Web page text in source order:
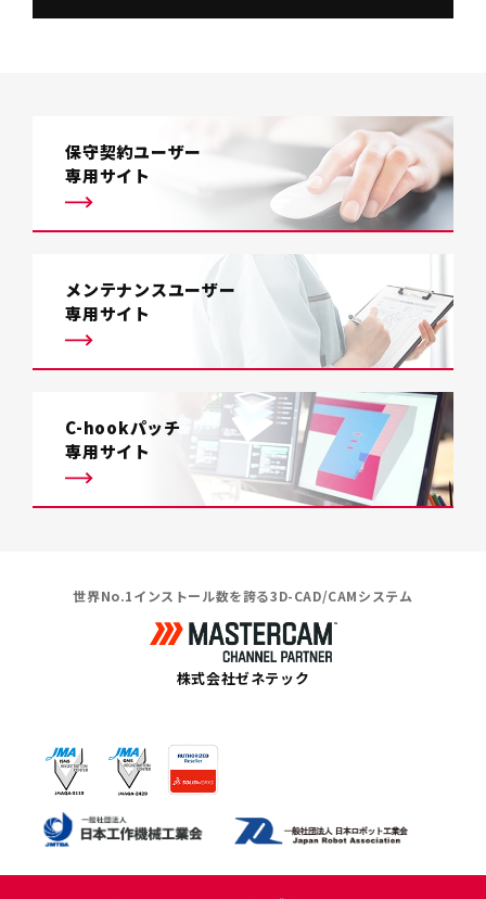
保守契約ユーザー
専用サイト
メンテナンスユーザー
専用サイト
C-hookパッチ
専用サイト
世界No.1インストール数を誇る3D-CAD/CAMシステム
株式会社ゼネテック